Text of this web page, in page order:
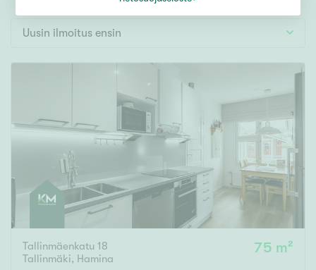
Hinta
000 €
Pinta-ala
Uusin ilmoitus ensin
Tallinmäenkatu 18
Tallinmäki, Hamina
75 m²